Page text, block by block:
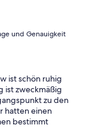
und Genauigkeit
ist schön ruhig
ist zweckmäßig
zu den
hatten einen
bestimmt